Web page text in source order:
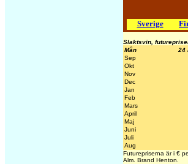
Sverige
Slaktsvin,
Mån
24
Sep
Okt
Nov
Dec
Jan
Feb
Mars
April
Maj
Juni
Juli
Aug
Futurepriserna är i €
Alm. Brand Henton.